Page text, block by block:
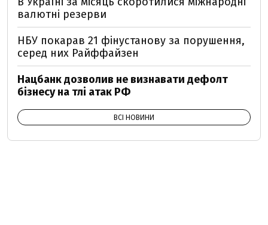
валютні резерви
НБУ покарав 21 фінустанову за порушення,
серед них Райффайзен
Нацбанк дозволив не визнавати дефолт
бізнесу на тлі атак РФ
ВСІ НОВИНИ